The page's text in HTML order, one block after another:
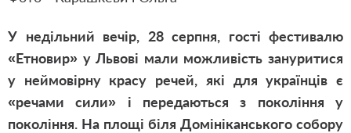
У недільний вечір, 28 серпня, гості фестивалю
«Етновир» у Львові мали можливість зануритися
у неймовірну красу речей, які для українців є
«речами сили» і передаються з покоління у
покоління. На площі біля Домініканського собору